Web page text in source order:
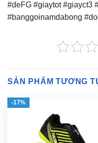
#deFG #giaytot #giayct3
#banggoinamdabong
SẢN PHẨM TƯƠNG
-17%